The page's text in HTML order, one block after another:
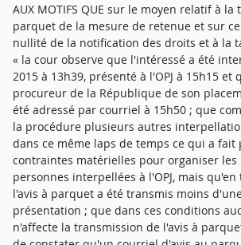
AUX MOTIFS QUE sur le moyen relatif à la
parquet de la mesure de retenue et sur
nullité de la notification des droits et à la
« la cour observe que l'intéressé a été
2015 à 13h39, présenté à l'OPJ à 15h15 et
procureur de la République de son
été adressé par courriel à 15h50 ; que
la procédure plusieurs autres
dans ce même laps de temps ce qui a fait
contraintes matérielles pour organiser les
personnes interpellées à l'OPJ, mais
l'avis à parquet a été transmis moins
présentation ; que dans ces conditions
n'affecte la transmission de l'avis à